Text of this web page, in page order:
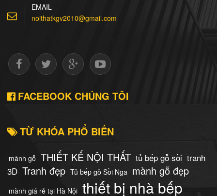
Tủ bếp Inox Cánh
Đặt mua
EMAIL
noithatkgv2010@gmail.com
FACEBOOK CHÚNG TÔI
TỪ KHÓA PHỔ BIẾN
mành gỗ THIẾT KẾ NỘI THẤT tủ bếp gỗ sồi tranh
3D Tranh đẹp Tủ bếp gỗ Sồi Nga mành gỗ đẹp
mành giá rẻ tại Hà Nội thiết bị nhà bếp